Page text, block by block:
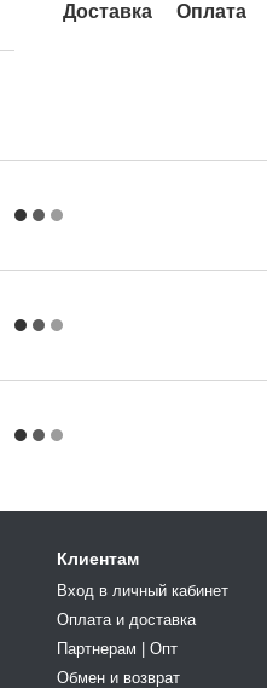
Доставка Оплата
Клиентам
Вход в личный кабинет
Оплата и доставка
Партнерам | Опт
Обмен и возврат